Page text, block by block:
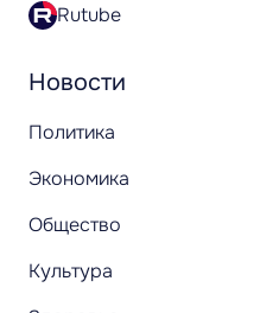
Новости
Политика
Экономика
Общество
Культура
Rutube